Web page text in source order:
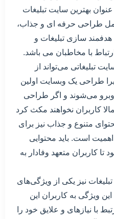
بهترین سایت تبلیغات
طراحی حرفه ای و جذاب،
سازی تبلیغات و
با مخاطبان می باشد.
تبلیغاتی می‌تواند از
طراحی یک وبسایت اولین
می‌شوند و اگر طراحی
کاربران نخواهند مکث کرد
متنوع و جذاب نیز برای
است. باید محتوایی
کاربران متعهد وفادار به
نیز یکی از ویژگی‌های
ویژگی به کاربران این
با نیازهای و علایق خود را